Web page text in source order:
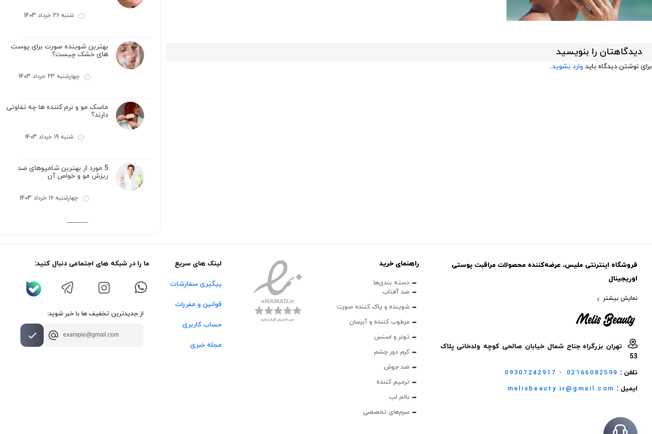
دیدگاهتان را بنویسید
برای نوشتن دیدگاه باید وارد بشوید.
شنبه 26 خرداد 1403
بهترین شوینده صورت برای پوست
های خشک چیست؟
چهارشنبه 23 خرداد 1403
ماسک مو و نرم کننده ها چه تفاوتی
دارند؟
شنبه 19 خرداد 1403
5 مورد از بهترین شامپوهای ضد
ریزش مو و خواص آن
چهارشنبه 16 خرداد 1403
فروشگاه اینترنتی ملیس، عرضه‌کننده محصولات مراقبت پوستی
اوریجینال
نمایش بیشتر
تهران بزرگراه جناح شمال خیابان صالحی کوچه ولدخانی پلاک
53
تلفن : 09307242917 - 02166082599
ایمیل : melisbeauty.ir@gmail.com
راهنمای خرید
دسته بندی‌ها
ضد آفتاب
شوینده و پاک‌ کننده صورت
مرطوب کننده و آبرسان
تونر و اسنس
کرم دور چشم
ضد جوش
ترمیم کننده
بالم لب
سرم‌های تخصصی
لینک های سریع
پیگیری سفارشات
قوانین و مقررات
حساب کاربری
مجله خبری
ما را در شبکه های اجتماعی دنبال کنید:
از جدیدترین تخفیف ها با خبر شوید: